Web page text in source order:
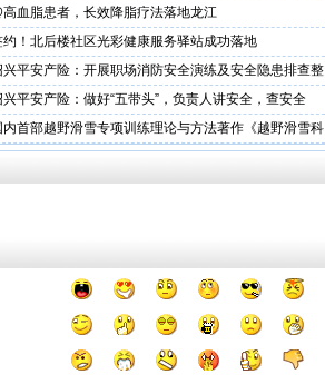
高血脂患者，长效降脂疗法落地龙江
约！北后楼社区光彩健康服务驿站成功落地
兴平安产险：开展职场消防安全演练及安全隐患排查整
作
兴平安产险：做好“五带头”，负责人讲安全，查安全
内首部越野滑雪专项训练理论与方法著作《越野滑雪科
训练理论与方法》面世